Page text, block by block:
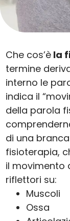
Che cos’è la
termine
interno le
indica il
della parola
di una
fisioterapia,
il movimento
riflettori su:
Muscoli
Ossa